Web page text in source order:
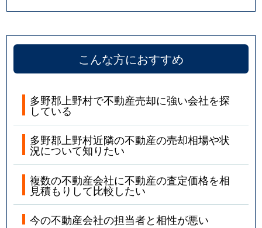
こんな方におすすめ
多野郡上野村で不動産売却に強い会社を探
している
多野郡上野村近隣の不動産の売却相場や状
況について知りたい
複数の不動産会社に不動産の査定価格を相
見積もりして比較したい
今の不動産会社の担当者と相性が悪い